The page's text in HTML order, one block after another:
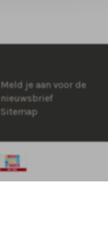
Meld je aan voor de
nieuwsbrief
Sitemap